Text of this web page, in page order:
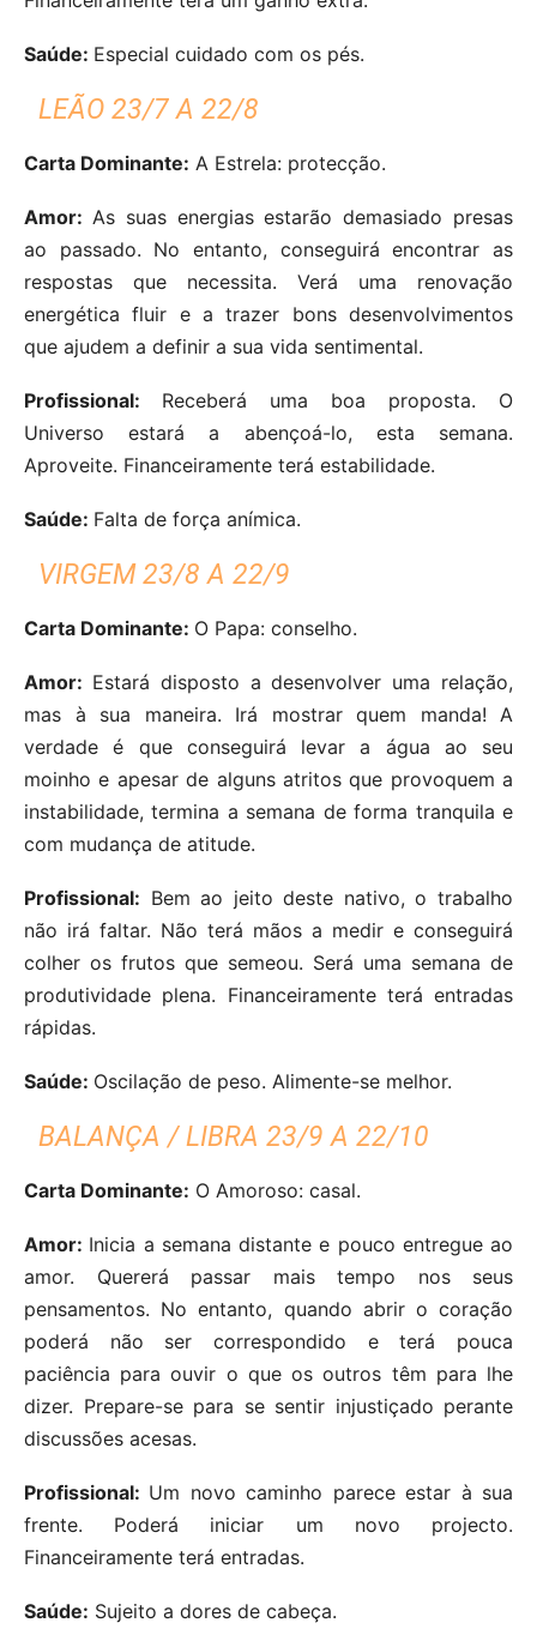
Saúde: Especial cuidado com os pés.
LEÃO 23/7 A 22/8
Carta Dominante: A Estrela: protecção.
Amor: As suas energias estarão demasiado presas
ao passado. No entanto, conseguirá encontrar as
respostas que necessita. Verá uma renovação
energética fluir e a trazer bons desenvolvimentos
que ajudem a definir a sua vida sentimental.
Profissional: Receberá uma boa proposta. O
Universo estará a abençoá-lo, esta semana.
Aproveite. Financeiramente terá estabilidade.
Saúde: Falta de força anímica.
VIRGEM 23/8 A 22/9
Carta Dominante: O Papa: conselho.
Amor: Estará disposto a desenvolver uma relação,
mas à sua maneira. Irá mostrar quem manda! A
verdade é que conseguirá levar a água ao seu
moinho e apesar de alguns atritos que provoquem a
instabilidade, termina a semana de forma tranquila e
com mudança de atitude.
Profissional: Bem ao jeito deste nativo, o trabalho
não irá faltar. Não terá mãos a medir e conseguirá
colher os frutos que semeou. Será uma semana de
produtividade plena. Financeiramente terá entradas
rápidas.
Saúde: Oscilação de peso. Alimente-se melhor.
BALANÇA / LIBRA 23/9 A 22/10
Carta Dominante: O Amoroso: casal.
Amor: Inicia a semana distante e pouco entregue ao
amor. Quererá passar mais tempo nos seus
pensamentos. No entanto, quando abrir o coração
poderá não ser correspondido e terá pouca
paciência para ouvir o que os outros têm para lhe
dizer. Prepare-se para se sentir injustiçado perante
discussões acesas.
Profissional: Um novo caminho parece estar à sua
frente. Poderá iniciar um novo projecto.
Financeiramente terá entradas.
Saúde: Sujeito a dores de cabeça.